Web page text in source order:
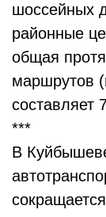
шоссейных
районные
общая
маршрутов
составляет
***
В